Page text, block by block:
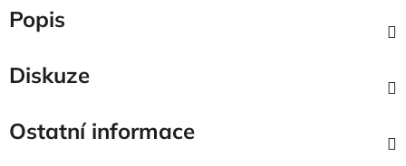
Popis
Diskuze
Ostatní informace